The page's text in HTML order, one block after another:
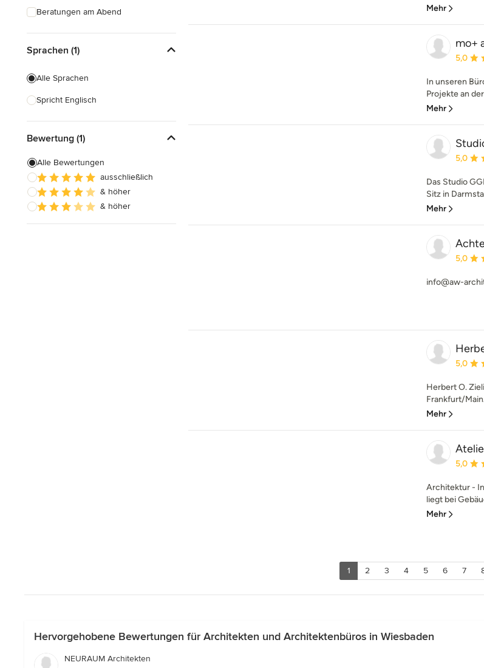
Beratungen am Abend
Sprachen (1)
Alle Sprachen
Spricht Englisch
Bewertung (1)
Alle Bewertungen
ausschließlich
& höher
& höher
Mehr
mo+
5,0
In unseren
Projekte an
Mehr
5,0
Das Studio
Sitz in
Mehr
5,0
info@aw-
5,0
Herbert O.
Frankfurt/
Mehr
5,0
Architektur -
liegt bei
Mehr
1 2 3 4 5 6 7
Hervorgehobene Bewertungen für Architekten und Architektenbüros in Wiesbaden
NEURAUM Architekten